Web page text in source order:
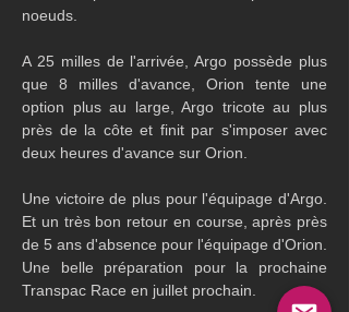
noeuds.
A 25 milles de l'arrivée, Argo possède plus
que 8 milles d'avance, Orion tente une
option plus au large, Argo tricote au plus
près de la côte et finit par s'imposer avec
deux heures d'avance sur Orion.
Une victoire de plus pour l'équipage d'Argo.
Et un très bon retour en course, après près
de 5 ans d'absence pour l'équipage d'Orion.
Une belle préparation pour la prochaine
Transpac Race en juillet prochain.